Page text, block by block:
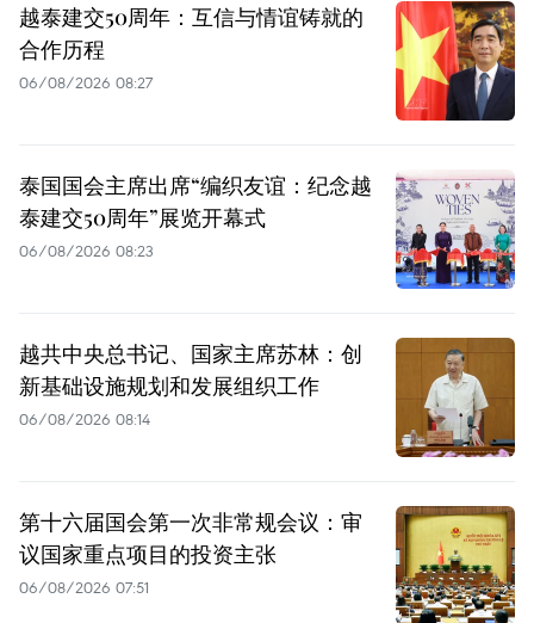
越泰建交50周年：互信与情谊铸就的
合作历程
06/08/2026 08:27
泰国国会主席出席“编织友谊：纪念越
泰建交50周年”展览开幕式
06/08/2026 08:23
越共中央总书记、国家主席苏林：创
新基础设施规划和发展组织工作
06/08/2026 08:14
第十六届国会第一次非常规会议：审
议国家重点项目的投资主张
06/08/2026 07:51